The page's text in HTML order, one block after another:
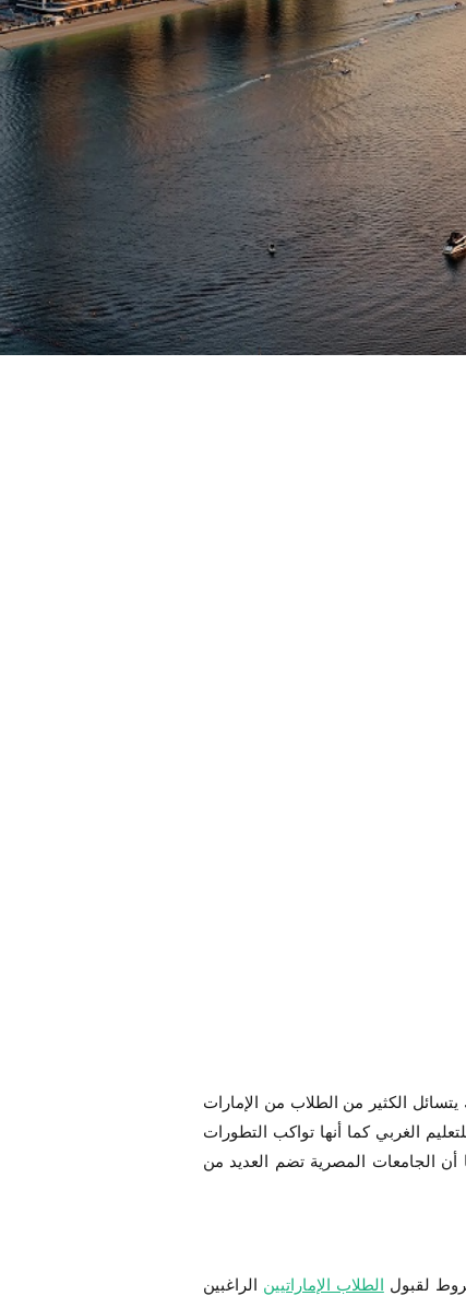
يتسائل الكثير من الطلاب من الإمارات
الغربي كما أنها تواكب التطورات
أن الجامعات المصرية تضم العديد من
لقبول الطلاب الإماراتيين الراغبين